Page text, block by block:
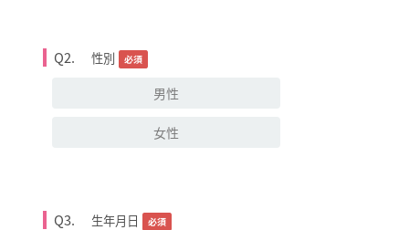
Q2. 性別 必須
男性
女性
Q3. 生年月日 必須